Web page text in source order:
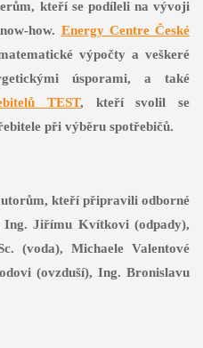
kteří se podíleli na vývoji
how. Energy Centre České
výpočty a veškeré
úsporami, a také
TEST, kteří svolil se
při výběru spotřebičů.
kteří připravili odborné
Jiřímu Kvítkovi (odpady),
(voda), Michaele Valentové
(ovzduší), Ing. Bronislavu